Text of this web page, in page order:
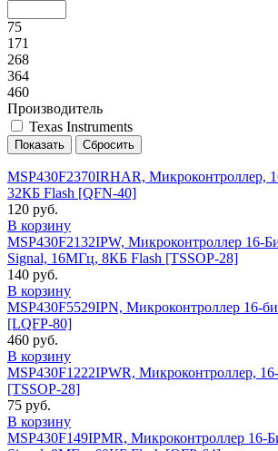
75
171
268
364
460
Производитель
Texas Instruments
MSP430F2370IRHAR, Микроконтроллер,
32КБ Flash [QFN-40]
120 руб.
В корзину
MSP430F2132IPW, Микроконтроллер 16-
Signal, 16МГц, 8КБ Flash [TSSOP-28]
140 руб.
В корзину
MSP430F5529IPN, Микроконтроллер 16-
[LQFP-80]
460 руб.
В корзину
MSP430F1222IPWR, Микроконтроллер,
[TSSOP-28]
75 руб.
В корзину
MSP430F149IPMR, Микроконтроллер 16-